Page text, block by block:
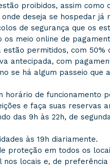
proibidos, assim
deseja se hospedar já
de segurança que os
meio online de
estão permitidos, com
antecipada, com
se há algum passeio
de funcionamento
e faça suas reservas
das 9h às 22h, de
às 19h diariamente.
proteção em todos os
nos locais e, de